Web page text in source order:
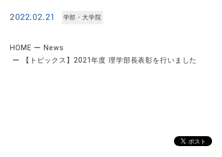
2022.02.21 学部・大学院
HOME
News
【トピックス】2021年度 理学部長表彰を行いました